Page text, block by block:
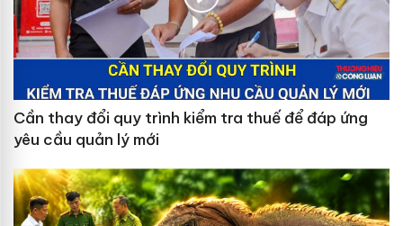
Cần thay đổi quy trình kiểm tra thuế để đáp ứng
yêu cầu quản lý mới